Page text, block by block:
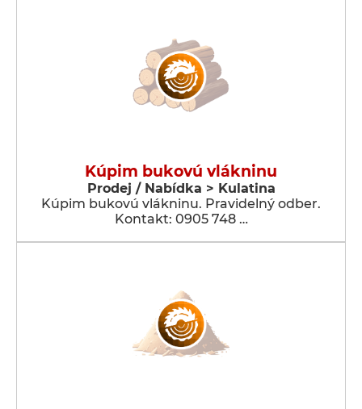
Kúpim bukovú vlákninu
Prodej / Nabídka > Kulatina
Kúpim bukovú vlákninu. Pravidelný odber.
Kontakt: 0905 748 …